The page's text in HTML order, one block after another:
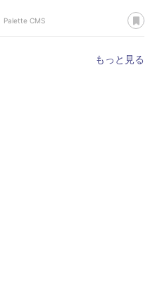
Palette CMS あ
もっと見る